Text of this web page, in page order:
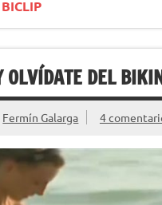
OLVÍDATE DEL
Fermín Galarga 4